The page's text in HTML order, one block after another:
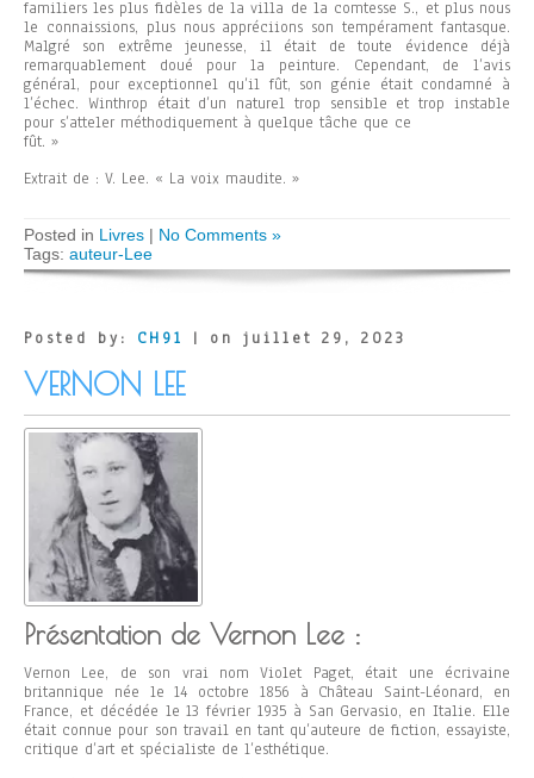
familiers les plus fidèles de la villa de la comtesse S., et plus nous
le connaissions, plus nous appréciions son tempérament fantasque.
Malgré son extrême jeunesse, il était de toute évidence déjà
remarquablement doué pour la peinture. Cependant, de l’avis
général, pour exceptionnel qu’il fût, son génie était condamné à
l’échec. Winthrop était d’un naturel trop sensible et trop instable
pour s’atteler méthodiquement à quelque tâche que ce
fût. »
Extrait de : V. Lee. « La voix maudite. »
Posted in Livres | No Comments »
Tags: auteur-Lee
Posted by: CH91 | on juillet 29, 2023
VERNON LEE
Présentation de Vernon Lee :
Vernon Lee, de son vrai nom Violet Paget, était une écrivaine
britannique née le 14 octobre 1856 à Château Saint-Léonard, en
France, et décédée le 13 février 1935 à San Gervasio, en Italie. Elle
était connue pour son travail en tant qu’auteure de fiction, essayiste,
critique d’art et spécialiste de l’esthétique.